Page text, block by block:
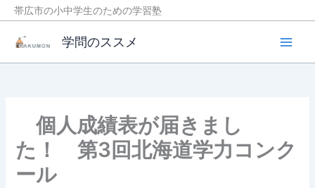
内
帯広市の小中学生のための学習塾
学問のススメ
Main
個人成績表が届きまし
た！ 第3回北海道学力コンク
ール